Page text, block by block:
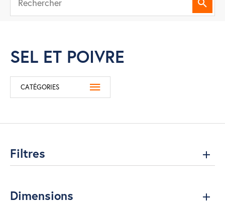
SEL ET POIVRE
CATÉGORIES
Filtres
Dimensions